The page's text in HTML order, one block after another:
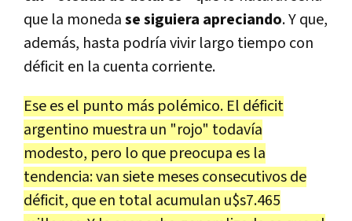
que la monedase siguiera apreciando. Y que,
además, hasta podría vivir largo tiempo con
déficit en la cuenta corriente.
Ese es el punto más polémico. El déficit
argentino muestra un "rojo" todavía
modesto, pero lo que preocupa es la
tendencia: van siete meses consecutivos de
déficit, que en total acumulan u$s7.465